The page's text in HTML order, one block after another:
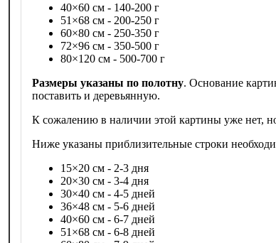
40×60 см - 140-200 г
51×68 см - 200-250 г
60×80 см - 250-350 г
72×96 см - 350-500 г
80×120 см - 500-700 г
Размеры указаны по полотну. Основание
поставить и деревьянную.
К сожалению в наличии этой картины уже нет,
Ниже указаны приблизительные строки
15×20 см - 2-3 дня
20×30 см - 3-4 дня
30×40 см - 4-5 дней
36×48 см - 5-6 дней
40×60 см - 6-7 дней
51×68 см - 6-8 дней